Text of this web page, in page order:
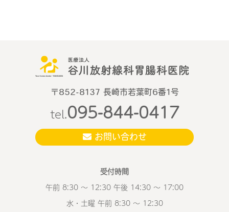
〒852-8137 長崎市若葉町6番1号
tel.095-844-0417
お問い合わせ
受付時間
午前 8:30 ～ 12:30 午後 14:30 ～ 17:00
水・土曜 午前 8:30 ～ 12:30